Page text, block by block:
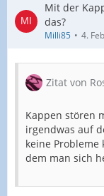
Mit der
das?
Milli85 4.
Zitat von
Kappen stören
irgendwas auf
keine
dem man sich